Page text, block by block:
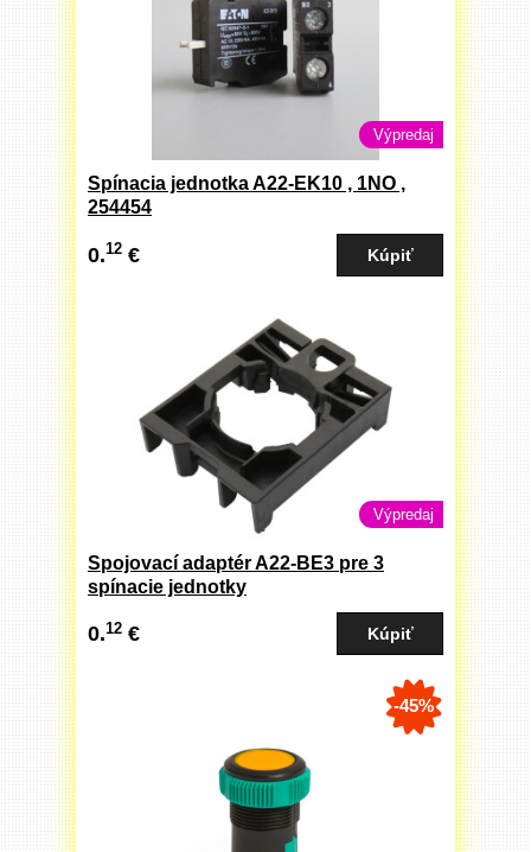
Výpredaj
Spínacia jednotka A22-EK10 , 1NO ,
254454
0.12 €
Výpredaj
Spojovací adaptér A22-BE3 pre 3
spínacie jednotky
0.12 €
-45%